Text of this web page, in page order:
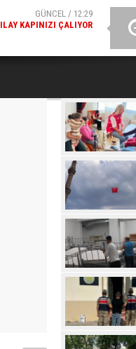
GÜNCEL / 12:28
TÜRK BAYRAĞI
Beğenisini